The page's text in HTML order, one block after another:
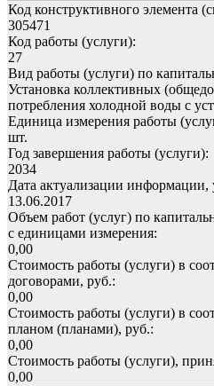
Код конструктивного элемента
305471
Код работы (услуги):
27
Вид работы (услуги) по
Установка коллективных
потребления холодной воды с
Единица измерения работы
шт.
Год завершения работы (услуги):
2034
Дата актуализации информации,
13.06.2017
Объем работ (услуг) по
с единицами измерения:
0,00
Стоимость работы (услуги) в
договорами, руб.:
0,00
Стоимость работы (услуги) в
планом (планами), руб.:
0,00
Стоимость работы (услуги),
0,00